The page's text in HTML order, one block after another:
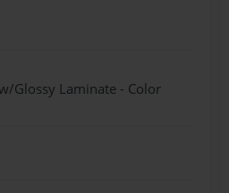
Glossy Laminate - Color